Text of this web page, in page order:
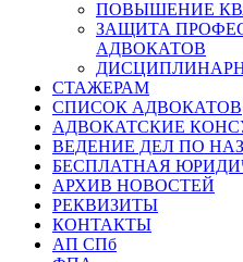
ПОВЫШЕНИЕ
ЗАЩИТА
АДВОКАТОВ
СТАЖЕРАМ
СПИСОК АДВОКАТОВ
АДВОКАТСКИЕ
ВЕДЕНИЕ ДЕЛ ПО
БЕСПЛАТНАЯ
АРХИВ НОВОСТЕЙ
РЕКВИЗИТЫ
КОНТАКТЫ
АП СПб